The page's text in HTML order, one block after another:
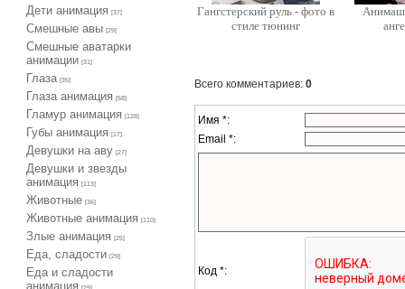
Дети анимация [37]
Cмешные авы [29]
Cмешные аватарки
анимации
[31]
Глаза [35]
Глаза анимация [58]
Гламур анимация [128]
Губы анимация [17]
Девушки на аву [27]
Девушки и звезды
анимация
[113]
Животные [36]
Животные анимация [110]
Злые анимация [25]
Еда, сладости [29]
Еда и сладости
анимация
[29]
Гангстерский руль - фото в
стиле тюнинг
Всего комментариев: 0
Имя *:
Email *:
Код *: